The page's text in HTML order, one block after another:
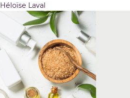
Héloïse Laval